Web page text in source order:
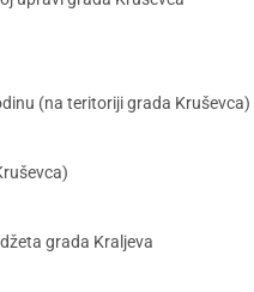
(na teritoriji grada Kruševca)
grada Kraljeva